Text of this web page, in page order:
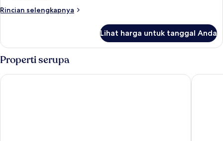
Orang
Rincian selengkapnya
Rincian
Kamar
Double
untuk
Orang
Lihat harga untuk tanggal Anda
Properti serupa
Hotel - Gasthof Hüttensteinach